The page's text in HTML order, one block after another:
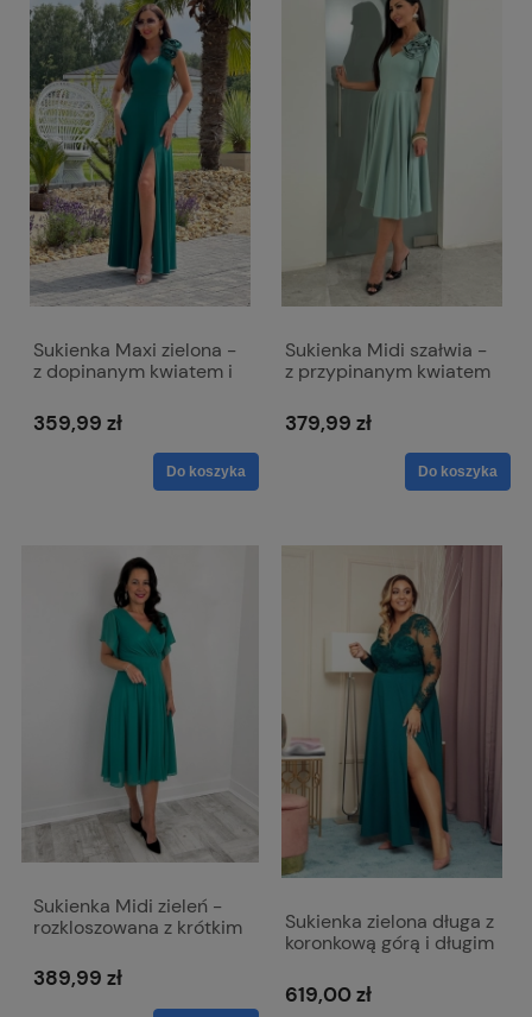
Sukienka Maxi zielona -
z dopinanym kwiatem i
359,99 zł
Do koszyka
Sukienka Midi szałwia -
z przypinanym kwiatem
379,99 zł
Do koszyka
Sukienka Midi zieleń -
rozkloszowana z krótkim
389,99 zł
Sukienka zielona długa z
koronkową górą i długim
619,00 zł